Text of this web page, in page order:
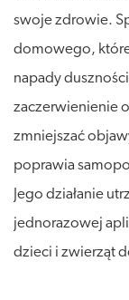
swoje zdrowie.
domowego, które
napady
zaczerwienienie
zmniejszać
poprawia
Jego działanie
jednorazowej
dzieci i zwierząt